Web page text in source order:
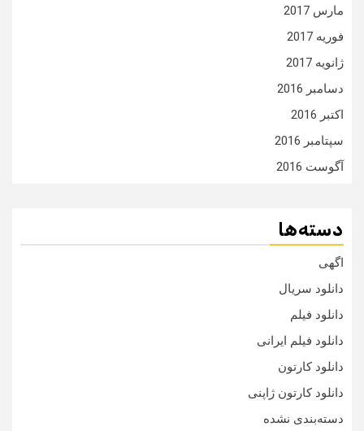
مارس 2017
فوریه 2017
ژانویه 2017
دسامبر 2016
اکتبر 2016
سپتامبر 2016
آگوست 2016
دسته‌ها
اگهی
دانلود سریال
دانلود فیلم
دانلود فیلم ایرانی
دانلود کارتون
دانلود کارتون ژاپنی
دسته‌بندی نشده